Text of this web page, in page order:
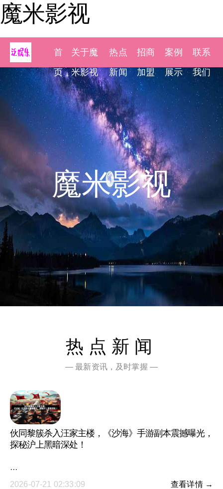
魔米影视
首
页
关于魔
米影视
热点
新闻
招商
加盟
案例
展示
联系
我们
魔米影视
热点新闻
— 最新资讯，及时掌握 —
伙同黎簇杀入汪家主楼，《沙海》手游副本震撼曝光，
探秘沪上黑暗深处！
···
2026-07-21 02:33:09
查看详情 →